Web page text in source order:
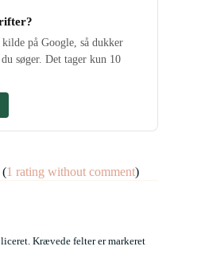
på Google, så dukker
søger. Det tager kun 10
(1 rating without comment)
Krævede felter er markeret